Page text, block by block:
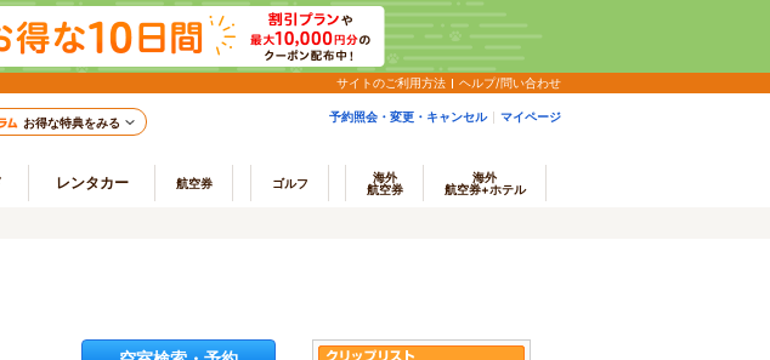
サイトのご利用方法 ヘルプ/問い合わせ
お得な特典をみる 予約照会・変更・キャンセル マイページ
レンタカー 航空券 ゴルフ
海外
航空券
海外
航空券+ホテル